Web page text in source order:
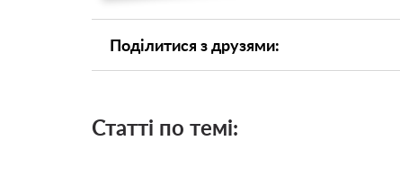
Поділитися з друзями:
Статті по темі: